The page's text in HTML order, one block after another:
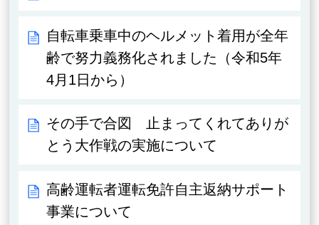
自転車乗車中のヘルメット着用が全年
齢で努力義務化されました（令和5年
4月1日から）
その手で合図 止まってくれてありが
とう大作戦の実施について
高齢運転者運転免許自主返納サポート
事業について